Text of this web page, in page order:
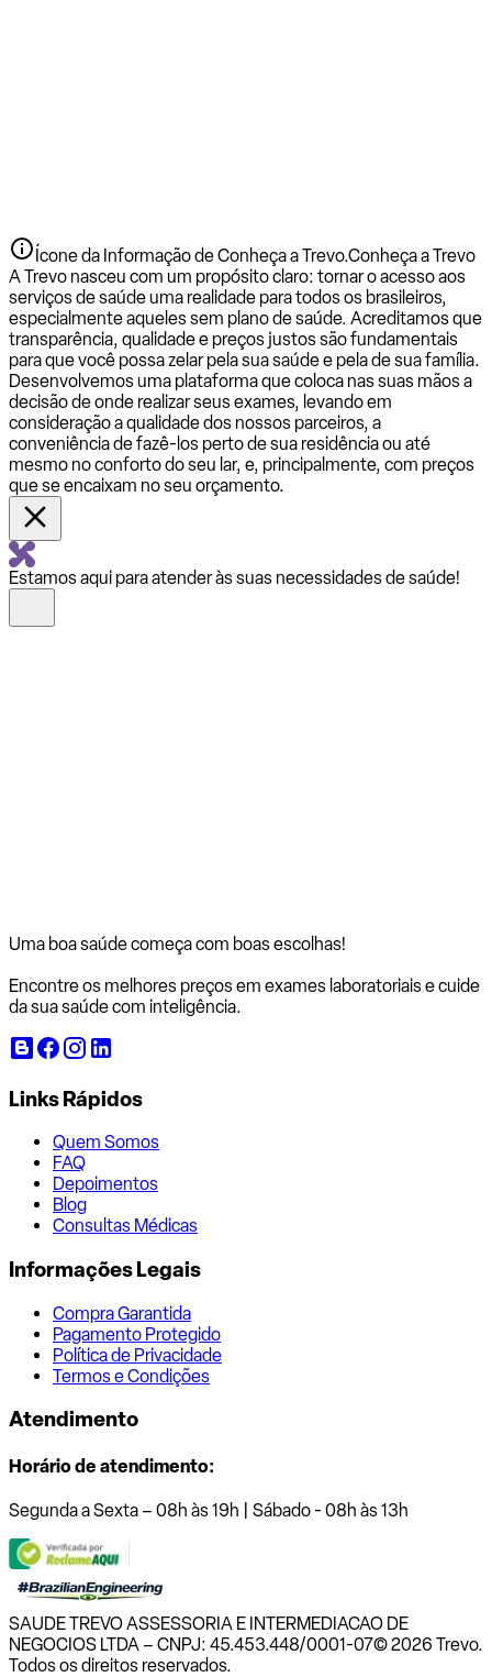
Ícone da Informação de Conheça a Trevo.Conheça a Trevo
A Trevo nasceu com um propósito claro: tornar o acesso aos
serviços de saúde uma realidade para todos os brasileiros,
especialmente aqueles sem plano de saúde. Acreditamos que
transparência, qualidade e preços justos são fundamentais
para que você possa zelar pela sua saúde e pela de sua família.
Desenvolvemos uma plataforma que coloca nas suas mãos a
decisão de onde realizar seus exames, levando em
consideração a qualidade dos nossos parceiros, a
conveniência de fazê-los perto de sua residência ou até
mesmo no conforto do seu lar, e, principalmente, com preços
que se encaixam no seu orçamento.
Estamos aqui para atender às suas necessidades de saúde!
Uma boa saúde começa com boas escolhas!
Encontre os melhores preços em exames laboratoriais e cuide
da sua saúde com inteligência.
Links Rápidos
Quem Somos
FAQ
Depoimentos
Blog
Consultas Médicas
Informações Legais
Compra Garantida
Pagamento Protegido
Política de Privacidade
Termos e Condições
Atendimento
Horário de atendimento:
Segunda a Sexta – 08h às 19h | Sábado - 08h às 13h
SAUDE TREVO ASSESSORIA E INTERMEDIACAO DE
NEGOCIOS LTDA – CNPJ: 45.453.448/0001-07© 2026 Trevo.
Todos os direitos reservados.